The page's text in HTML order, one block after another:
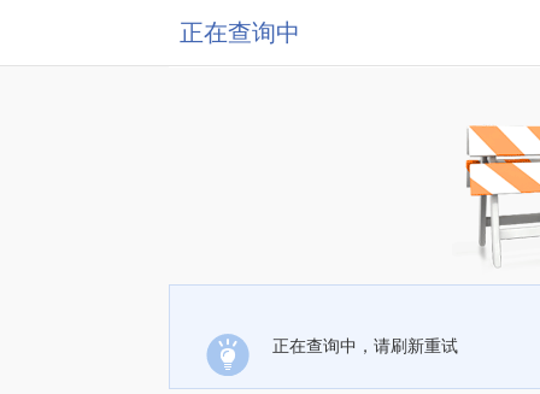
正在查询中
正在查询中，请刷新重试